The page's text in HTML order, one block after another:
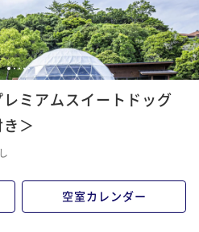
¥118,200~
2名 ¥ 113,472 ~
12345
ミアムスイートドッグ
＞
空室カレンダー